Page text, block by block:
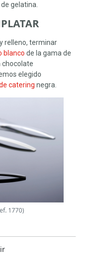
gelatina.
relleno, terminar
blanco de la gama de
chocolate
elegido
catering negra.
1770)